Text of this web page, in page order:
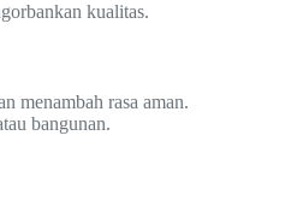
kualitas.
menambah rasa aman.
bangunan.